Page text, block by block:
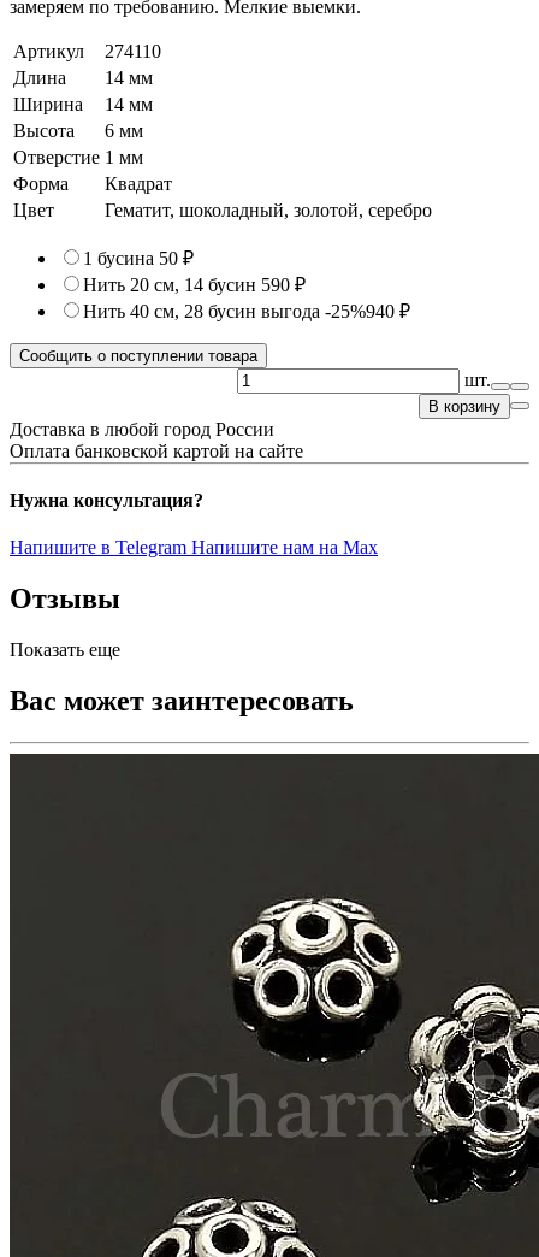
замеряем по требованию. Мелкие выемки.
Артикул
274110
Длина
14 мм
Ширина
14 мм
Высота
6 мм
Отверстие 1 мм
Форма
Квадрат
Цвет
Гематит, шоколадный, золотой, серебро
1 бусина 50 ₽
Нить 20 см, 14 бусин 590 ₽
Нить 40 см, 28 бусин выгода -25%940 ₽
Сообщить о поступлении товара
шт.
В корзину
Доставка в любой город России
Оплата банковской картой на сайте
Нужна консультация?
Напишите в Telegram Напишите нам на Max
Отзывы
Показать еще
Вас может заинтересовать